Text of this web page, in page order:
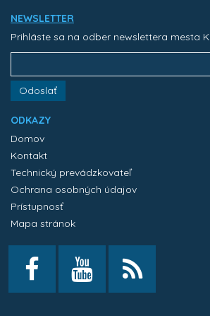
NEWSLETTER
Prihláste sa na odber newslettera mesta
Odoslať
ODKAZY
Domov
Kontakt
Technický prevádzkovateľ
Ochrana osobných údajov
Prístupnosť
Mapa stránok